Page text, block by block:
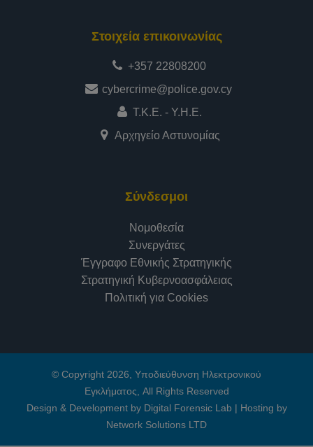
Στοιχεία επικοινωνίας
+357 22808200
cybercrime@police.gov.cy
Τ.Κ.Ε. - Υ.Η.Ε.
Αρχηγείο Αστυνομίας
Σύνδεσμοι
Νομοθεσία
Συνεργάτες
Έγγραφο Εθνικής Στρατηγικής
Στρατηγική Κυβερνοασφάλειας
Πολιτική για Cookies
© Copyright 2026, Υποδιεύθυνση Ηλεκτρονικού
Εγκλήματος, All Rights Reserved
Design & Development by Digital Forensic Lab | Hosting by
Network Solutions LTD